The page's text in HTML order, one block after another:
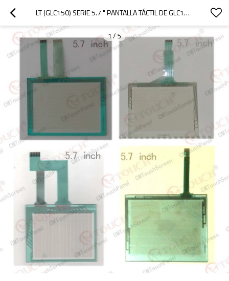
LT (GLC150) SERIE 5.7 " PANTALLA TÁCTIL DE GLC150-SC41-DTC-24V/LT DE LA PANTALLA TÁCTIL GLC150-SC41-DTC-24V (GLC150) SERIE 5.7 "
1/ 5